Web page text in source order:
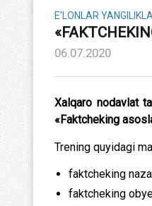
E'LONLAR
06.07.2020
Xalqaro nodavlat
«Faktcheking
Trening quyidagi
faktcheking
faktcheking